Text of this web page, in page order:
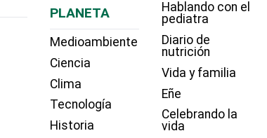
PLANETA
Medioambiente
Ciencia
Clima
Tecnología
Historia
Hablando con el
pediatra
Diario de
nutrición
Vida y familia
Eñe
Celebrando la
vida